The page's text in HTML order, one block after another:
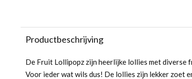
Productbeschrijving
De Fruit Lollipopz zijn heerlijke lollies met diverse
Voor ieder wat wils dus! De lollies zijn lekker zoet